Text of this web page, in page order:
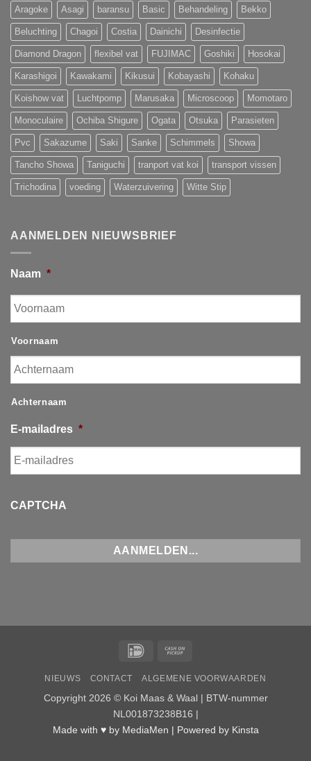
Aragoke Asagi baransu Basic Behandeling Bekko
Beluchting Chagoi Costia Dainichi Desinfectie
Diamond Dragon flexibel vat FUJIMAC Goshiki Hosokai
Karashigoi Kawakami Kikusui Kobayashi Kohaku
Koishow vat Luchtpomp Marusaka Microscoop Momotaro
Monoculaire Ochiba Shigure Ogata Otsuka Parasieten
Pvc Sakazume Saki Sanke Schimmels Showa
Tancho Showa Taniguchi tranport vat koi transport vissen
Trichodina voeding Waterzuivering Witte Stip
AANMELDEN NIEUWSBRIEF
Naam *
Voornaam
Achternaam
E-mailadres *
CAPTCHA
IDeal
Pickup
NIEUWS CONTACT ALGEMENE VOORWAARDEN
Copyright 2026 © Koi Maas & Waal| BTW-nummer
NL001873238B16 |
Made with ♥ by MediaMen | Powered by Kinsta